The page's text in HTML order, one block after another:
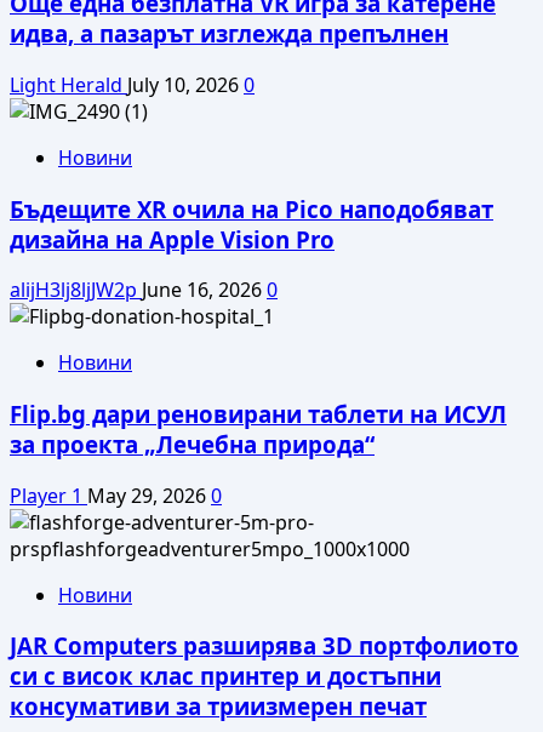
идва, а пазарът изглежда препълнен
Light Herald July 10, 20260
Новини
Бъдещите XR очила на Pico наподобяват
дизайна на Apple Vision Pro
alijH3lj8ljJW2p June 16, 20260
Новини
Flip.bg дари реновирани таблети на ИСУЛ
за проекта „Лечебна природа“
Player 1 May 29, 20260
Новини
JAR Computers разширява 3D портфолиото
си с висок клас принтер и достъпни
консумативи за триизмерен печат